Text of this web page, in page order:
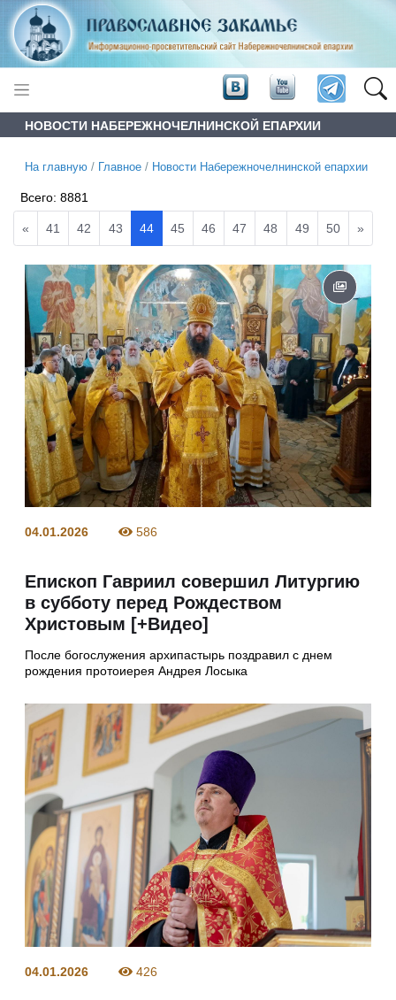
НОВОСТИ НАБЕРЕЖНОЧЕЛНИНСКОЙ ЕПАРХИИ
На главную / Главное / Новости Набережночелнинской епархии
Всего:8881
« 41 42 43 44 45 46 47 48 49 50 »
04.01.2026 586
Епископ Гавриил совершил Литургию
в субботу перед Рождеством
Христовым [+Видео]
После богослужения архипастырь поздравил с днем
рождения протоиерея Андрея Лосыка
04.01.2026 426